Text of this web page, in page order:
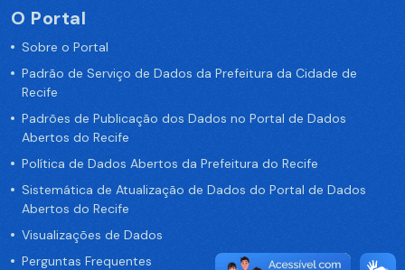
O Portal
Sobre o Portal
Padrão de Serviço de Dados da Prefeitura da Cidade de
Recife
Padrões de Publicação dos Dados no Portal de Dados
Abertos do Recife
Política de Dados Abertos da Prefeitura do Recife
Sistemática de Atualização de Dados do Portal de Dados
Abertos do Recife
Visualizações de Dados
Perguntas Frequentes